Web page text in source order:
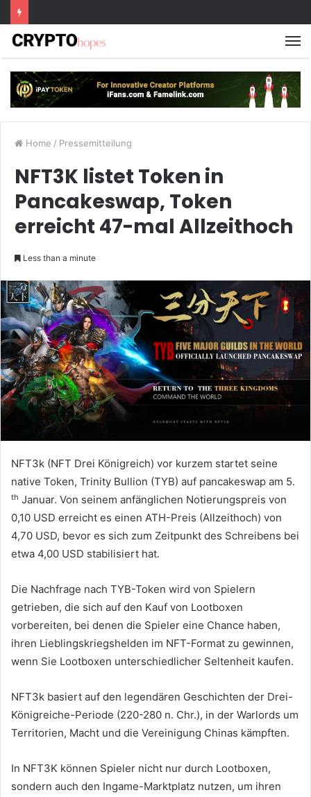
Home / Pressemitteilung
NFT3K listet Token in
Pancakeswap, Token
erreicht 47-mal Allzeithoch
Less than a minute
NFT3k (NFT Drei Königreich) vor kurzem startet seine
native Token, Trinity Bullion (TYB) auf pancakeswap am 5.
th Januar. Von seinem anfänglichen Notierungspreis von
0,10 USD erreicht es einen ATH-Preis (Allzeithoch) von
4,70 USD, bevor es sich zum Zeitpunkt des Schreibens bei
etwa 4,00 USD stabilisiert hat.
Die Nachfrage nach TYB-Token wird von Spielern
getrieben, die sich auf den Kauf von Lootboxen
vorbereiten, bei denen die Spieler eine Chance haben,
ihren Lieblingskriegshelden im NFT-Format zu gewinnen,
wenn Sie Lootboxen unterschiedlicher Seltenheit kaufen.
NFT3k basiert auf den legendären Geschichten der Drei-
Königreiche-Periode (220-280 n. Chr.), in der Warlords um
Territorien, Macht und die Vereinigung Chinas kämpften.
In NFT3K können Spieler nicht nur durch Lootboxen,
sondern auch den Ingame-Marktplatz nutzen, um ihren